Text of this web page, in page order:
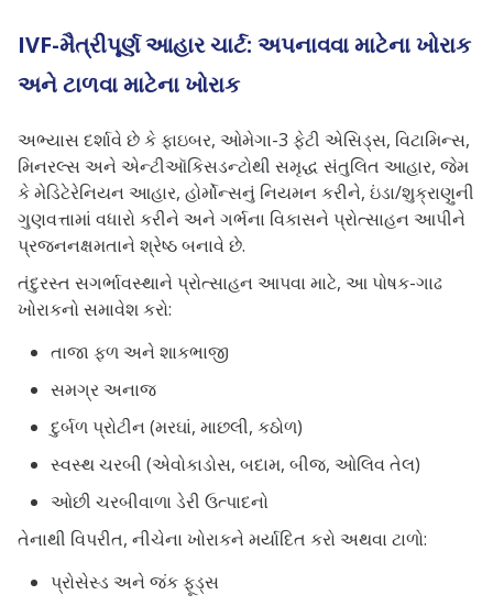
IVF-મૈત્રીપૂર્ણ આહાર ચાર્ટ: અપનાવવા માટેના ખોરાક
અને ટાળવા માટેના ખોરાક
અભ્યાસ દર્શાવે છે કે ફાઇબર, ઓમેગા-3 ફેટી એસિડ્સ, વિટામિન્સ,
મિનરલ્સ અને એન્ટીઑકિસડન્ટોથી સમૃદ્ધ સંતુલિત આહાર, જેમ
કે મેડિટેરેનિયન આહાર, હોર્મોન્સનું નિયમન કરીને, ઇંડા/શુક્રાણુની
ગુણવત્તામાં વધારો કરીને અને ગર્ભના વિકાસને પ્રોત્સાહન આપીને
પ્રજનનક્ષમતાને શ્રેષ્ઠ બનાવે છે.
તંદુરસ્ત સગર્ભાવસ્થાને પ્રોત્સાહન આપવા માટે, આ પોષક-ગાઢ
ખોરાકનો સમાવેશ કરો:
તાજા ફળ અને શાકભાજી
સમગ્ર અનાજ
દુર્બળ પ્રોટીન (મરઘાં, માછલી, કઠોળ)
સ્વસ્થ ચરબી (એવોકાડોસ, બદામ, બીજ, ઓલિવ તેલ)
ઓછી ચરબીવાળા ડેરી ઉત્પાદનો
તેનાથી વિપરીત, નીચેના ખોરાકને મર્યાદિત કરો અથવા ટાળો:
પ્રોસેસ્ડ અને જંક ફૂડ્સ